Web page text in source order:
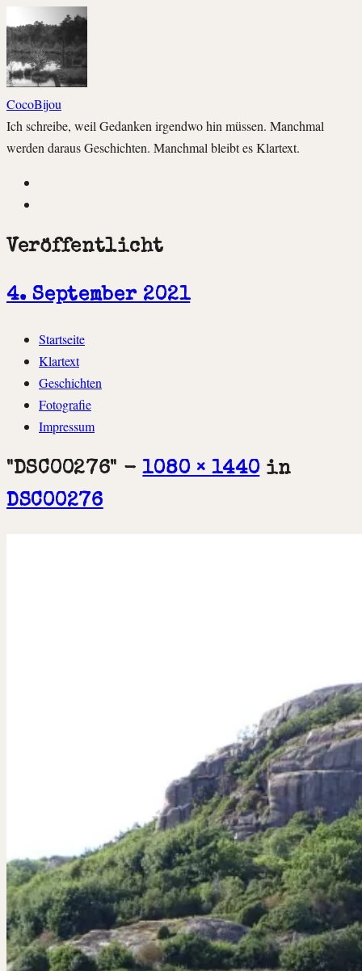
CocoBijou
Ich schreibe, weil Gedanken irgendwo hin müssen. Manchmal
werden daraus Geschichten. Manchmal bleibt es Klartext.
Veröffentlicht
4. September 2021
Zum
Inhalt
springen
Startseite
Klartext
Geschichten
Fotografie
Impressum
"DSC00276" -1080 × 1440in
DSC00276